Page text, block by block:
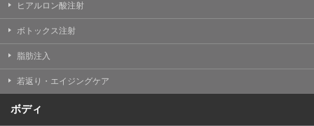
【Cookie(クッキー)について】
Cookieは、一般的にインターネット閲覧を行う際、又は
の閲覧情報を記憶させておく機能です。
TCBグループでは、Cookie及び類似技術を使用して収集
を分析し、パフォーマンス改善や、WEBサイトを通じて
提供するサービスの向上・改善のため、Cookieを使用す
ることがあります。ご使用のブラウザによりCookieを無
ヒアルロン酸注射
ボトックス注射
脂肪注入
若返り・エイジングケア
ボディ